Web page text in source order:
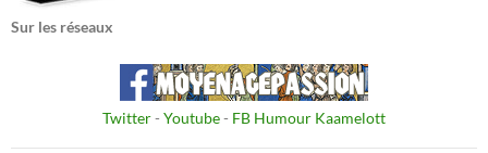
Sur les réseaux
Twitter- Youtube- FB Humour Kaamelott